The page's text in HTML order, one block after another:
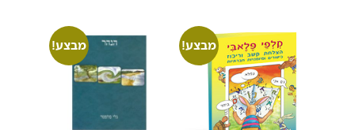
מבצע! מבצע!